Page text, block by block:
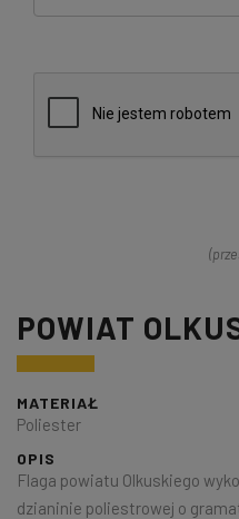
POWIAT
MATERIAŁ
Poliester
OPIS
Flaga powiatu Olkuskiego
dzianinie poliestrowej o